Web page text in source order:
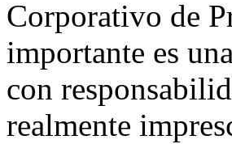
Corporativo de
importante es
con
realmente